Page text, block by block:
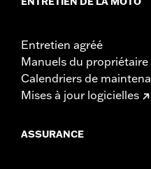
Entretien agréé
Manuels du propriétaire
Calendriers de
Mises à jour logicielles
ASSURANCE